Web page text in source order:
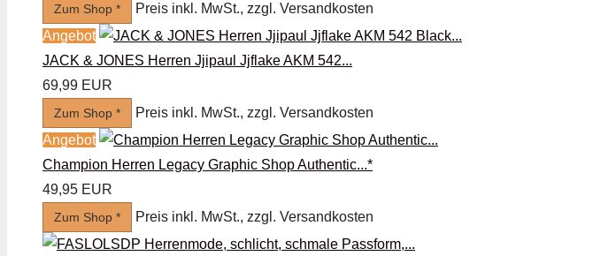
Zum Shop *
Preis inkl. MwSt., zzgl. Versandkosten
Angebot
JACK & JONES Herren Jjipaul Jjflake AKM 542...
69,99 EUR
Zum Shop *
Preis inkl. MwSt., zzgl. Versandkosten
Angebot
Champion Herren Legacy Graphic Shop Authentic...*
49,95 EUR
Zum Shop * Preis inkl. MwSt., zzgl. Versandkosten